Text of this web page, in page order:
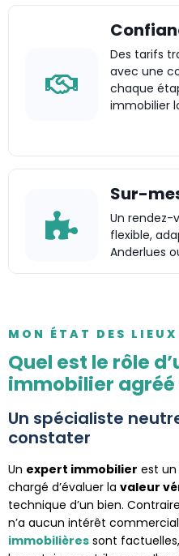
Des tarifs
avec une
chaque
immobilier
Sur-
Un rendez-
flexible,
Anderlues
MON ÉTAT DES LIEUX
Quel est le rôle
immobilier agréé
Un spécialiste
constater
Un expert immobilier est
chargé d’évaluer la valeur
technique d’un bien.
n’a aucun intérêt commercial
immobilières sont